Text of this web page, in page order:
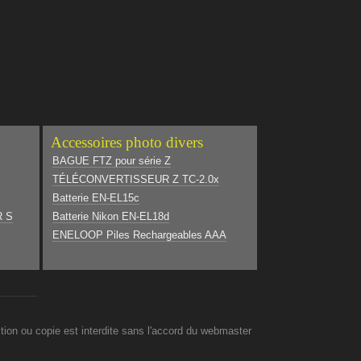
S
Accessoires photo divers
BAGUE FTZ pour série Z
TÉLÉCONVERTISSEUR Z TC-2.0x
Batterie EN-EL15c
Batterie Nikon EN-EL18d
ENELOOP Piles Rechargeables AAA
ou copie est interdite sans l'accord du webmaster